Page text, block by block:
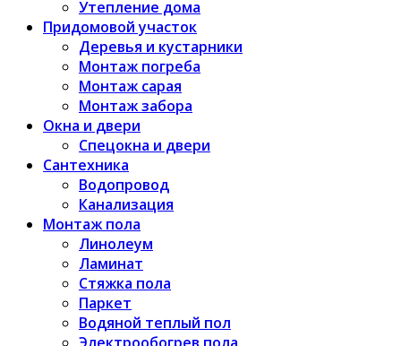
Утепление дома
Придомовой участок
Деревья и кустарники
Монтаж погреба
Монтаж сарая
Монтаж забора
Окна и двери
Спецокна и двери
Сантехника
Водопровод
Канализация
Монтаж пола
Линолеум
Ламинат
Стяжка пола
Паркет
Водяной теплый пол